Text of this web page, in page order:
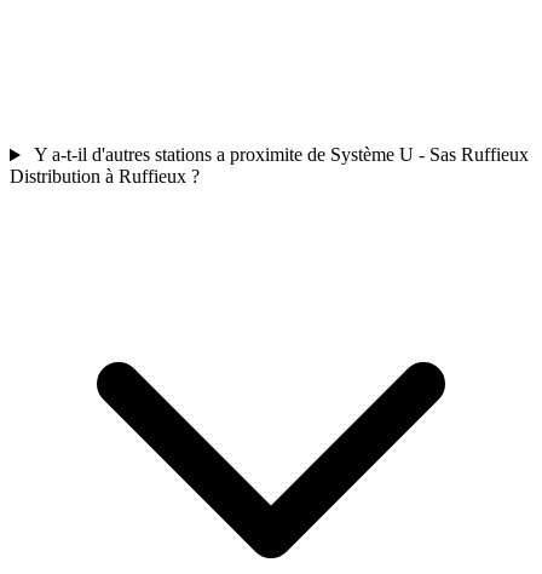
Y a-t-il d'autres stations a proximite de Système U - Sas Ruffieux
Distribution à Ruffieux ?